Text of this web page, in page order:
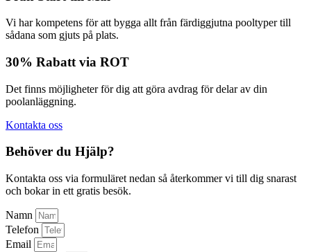
Vi har kompetens för att bygga allt från färdiggjutna pooltyper till
sådana som gjuts på plats.
30% Rabatt via ROT
Det finns möjligheter för dig att göra avdrag för delar av din
poolanläggning.
Kontakta oss
Behöver du Hjälp?
Kontakta oss via formuläret nedan så återkommer vi till dig snarast
och bokar in ett gratis besök.
Namn
Telefon
Email